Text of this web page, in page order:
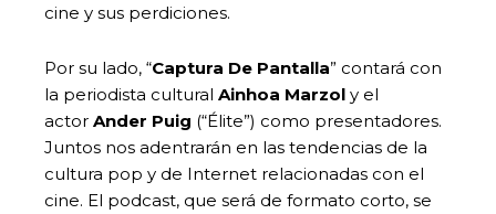
cine y sus perdiciones.
Por su lado, “Captura De Pantalla” contará con
la periodista cultural Ainhoa Marzol y el
actor Ander Puig (“Élite”) como presentadores.
Juntos nos adentrarán en las tendencias de la
cultura pop y de Internet relacionadas con el
cine. El podcast, que será de formato corto, se